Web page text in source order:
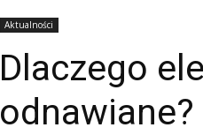
Aktualności
Dlaczego
odnawiane?